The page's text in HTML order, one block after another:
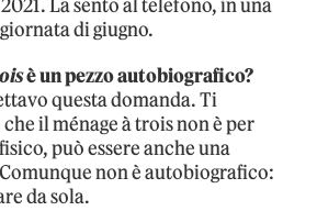
La sento al telefono, in una
di giugno.
è un pezzo autobiografico?
questa domanda. Ti
il ménage à trois non è per
può essere anche una
non è autobiografico:
da sola.